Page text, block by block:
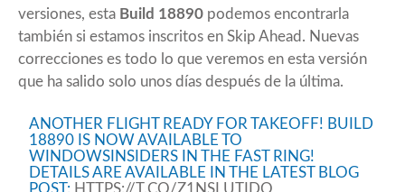
versiones, esta Build 18890 podemos encontrarla
también si estamos inscritos en Skip Ahead. Nuevas
correcciones es todo lo que veremos en esta versión
que ha salido solo unos días después de la última.
ANOTHER FLIGHT READY FOR TAKEOFF! BUILD
18890 IS NOW AVAILABLE TO
WINDOWSINSIDERS IN THE FAST RING!
DETAILS ARE AVAILABLE IN THE LATEST BLOG
POST: HTTPS://T.CO/Z1NSLUTIDO